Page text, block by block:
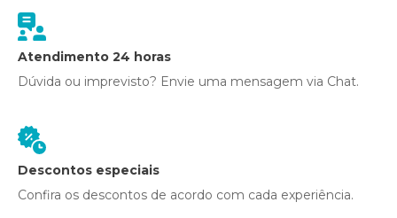
Atendimento 24 horas
Dúvida ou imprevisto? Envie uma mensagem via Chat.
Descontos especiais
Confira os descontos de acordo com cada experiência.